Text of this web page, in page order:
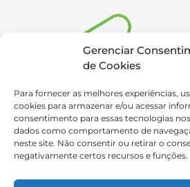
Gerenciar
de Cookies
Para fornecer as melhores experiências,
cookies para armazenar e/ou acessar
consentimento para essas tecnologias
dados como comportamento de
neste site. Não consentir ou retirar o
negativamente certos recursos e funções.